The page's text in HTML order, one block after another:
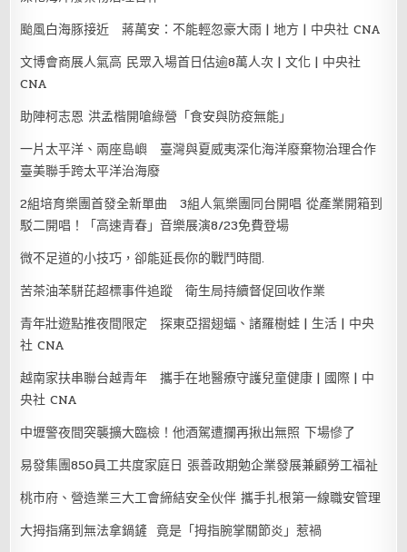
颱風白海豚接近 蔣萬安：不能輕忽豪大雨 | 地方 | 中央社 CNA
文博會商展人氣高 民眾入場首日估逾8萬人次 | 文化 | 中央社
CNA
助陣柯志恩 洪孟楷開嗆綠營「食安與防疫無能」
一片太平洋、兩座島嶼 臺灣與夏威夷深化海洋廢棄物治理合作
臺美聯手跨太平洋治海廢
2組培育樂團首發全新單曲 3組人氣樂團同台開唱 從產業開箱到
駁二開唱！「高速青春」音樂展演8/23免費登場
微不足道的小技巧，卻能延長你的戰鬥時間.
苦茶油苯駢芘超標事件追蹤 衛生局持續督促回收作業
青年壯遊點推夜間限定 探東亞摺翅蝠、諸羅樹蛙 | 生活 | 中央
社 CNA
越南家扶串聯台越青年 攜手在地醫療守護兒童健康 | 國際 | 中
央社 CNA
中壢警夜間突襲擴大臨檢！他酒駕遭攔再揪出無照 下場慘了
易發集團850員工共度家庭日 張善政期勉企業發展兼顧勞工福祉
桃市府、營造業三大工會締結安全伙伴 攜手扎根第一線職安管理
大拇指痛到無法拿鍋鏟 竟是「拇指腕掌關節炎」惹禍